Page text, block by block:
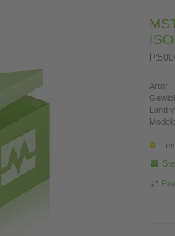
Artnr:
Land